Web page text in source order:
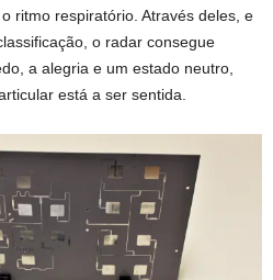
ritmo respiratório. Através deles, e
o radar consegue
a alegria e um estado neutro,
está a ser sentida.